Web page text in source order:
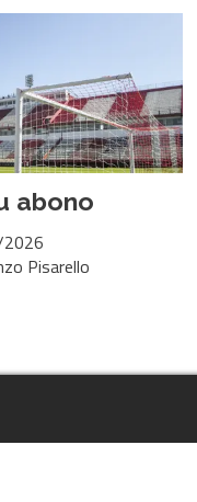
abono
Pisarello